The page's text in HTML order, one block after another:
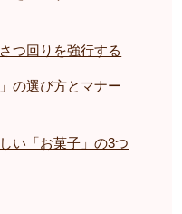
つ回りを強行する
の選び方とマナー
い「お菓子」の3つ